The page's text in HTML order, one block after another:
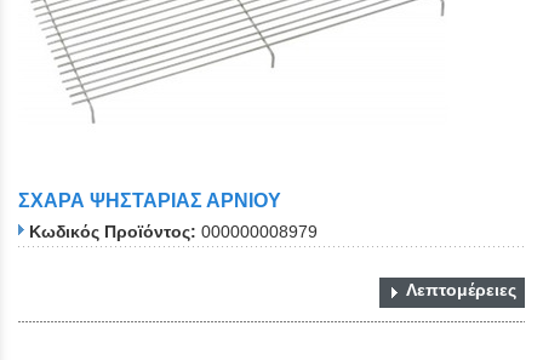
ΣΧΑΡΑ ΨΗΣΤΑΡΙΑΣ ΑΡΝΙΟΥ
Κωδικός Προϊόντος: 000000008979
Λεπτομέρειες